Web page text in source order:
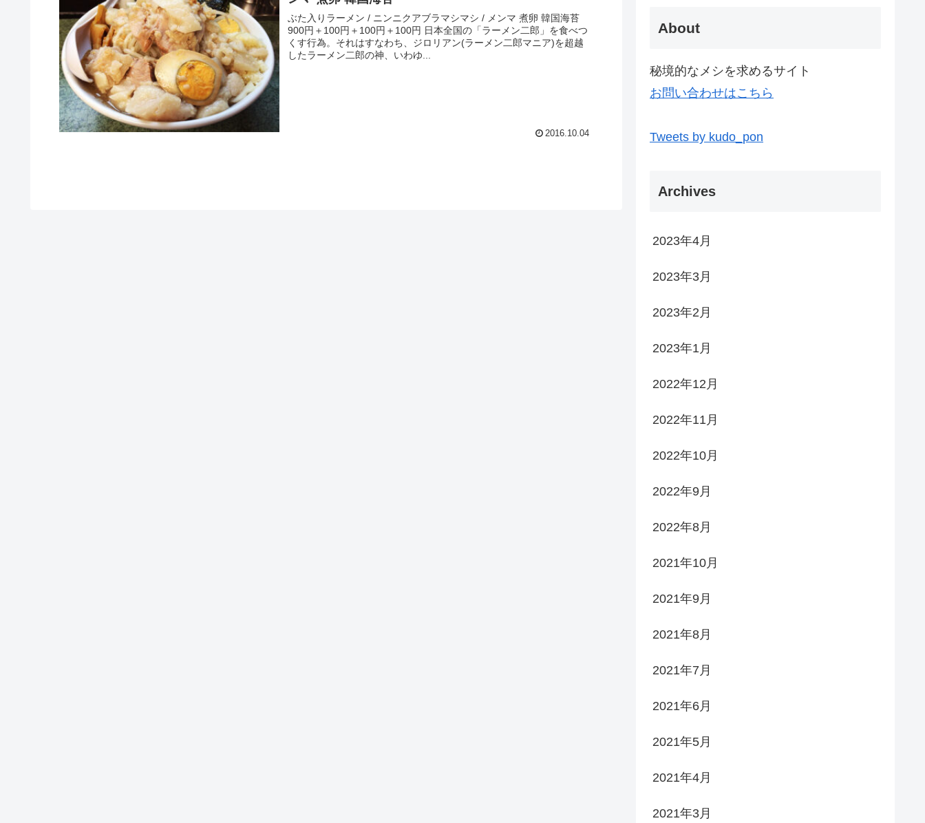
ぶた入りラーメン / ニンニクアブラマシマシ / メンマ 煮卵 韓国海苔
900円＋100円＋100円＋100円 日本全国の「ラーメン二郎」を食べつ
くす行為。それはすなわち、ジロリアン(ラーメン二郎マニア)を超越
したラーメン二郎の神、いわゆ...
2016.10.04
About
秘境的なメシを求めるサイト
お問い合わせはこちら
Tweets by kudo_pon
Archives
2023年4月
2023年3月
2023年2月
2023年1月
2022年12月
2022年11月
2022年10月
2022年9月
2022年8月
2021年10月
2021年9月
2021年8月
2021年7月
2021年6月
2021年5月
2021年4月
2021年3月